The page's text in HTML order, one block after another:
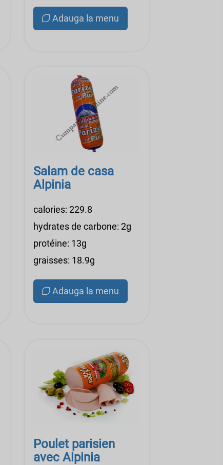
Adauga la menu
Salam de casa
Alpinia
calories: 229.8
hydrates de carbone: 2g
protéine: 13g
graisses: 18.9g
Adauga la menu
Poulet parisien
avec Alpinia